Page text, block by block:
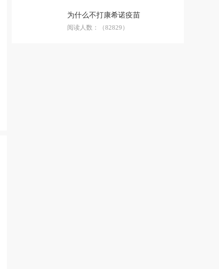
科普答疑
为什么不打康希诺疫苗
阅读人数： （82829）